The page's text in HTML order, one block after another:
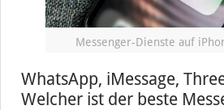
Messenger-Dienste auf
WhatsApp, iMessage,
Welcher ist der beste